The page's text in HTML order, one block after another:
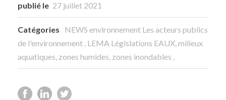
publié le 27 juillet 2021
Catégories NEWS environnement Les acteurs publics
de l'environnement , LEMA Législations EAUX, milieux
aquatiques, zones humides, zones inondables ,